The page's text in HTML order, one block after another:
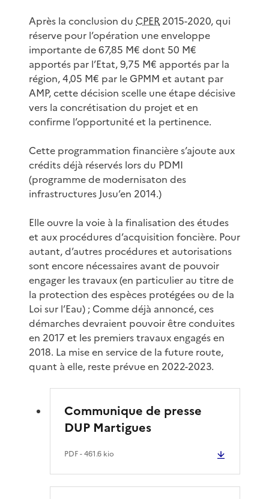
Après la conclusion du CPER 2015-2020, qui
réserve pour l’opération une enveloppe
importante de 67,85 M€ dont 50 M€
apportés par l’Etat, 9,75 M€ apportés par la
région, 4,05 M€ par le GPMM et autant par
AMP, cette décision scelle une étape décisive
vers la concrétisation du projet et en
confirme l’opportunité et la pertinence.
Cette programmation financière s’ajoute aux
crédits déjà réservés lors du PDMI
(programme de modernisaton des
infrastructures Jusu’en 2014.)
Elle ouvre la voie à la finalisation des études
et aux procédures d’acquisition foncière. Pour
autant, d’autres procédures et autorisations
sont encore nécessaires avant de pouvoir
engager les travaux (en particulier au titre de
la protection des espèces protégées ou de la
Loi sur l’Eau) ; Comme déjà annoncé, ces
démarches devraient pouvoir être conduites
en 2017 et les premiers travaux engagés en
2018. La mise en service de la future route,
quant à elle, reste prévue en 2022-2023.
Communique de presse
DUP Martigues
PDF- 461.6 kio